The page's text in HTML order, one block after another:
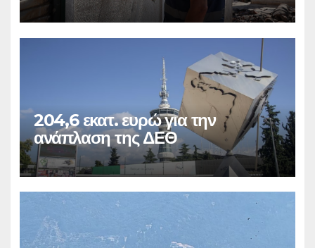
204,6 εκατ. ευρώ για την
ανάπλαση της ΔΕΘ